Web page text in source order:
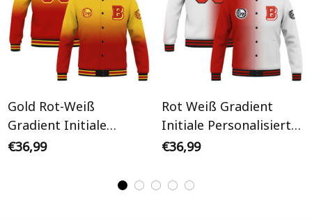
Gold Rot-Weiß
Gradient Initiale
Personalisiertes Varsity
€36,99
Rot Weiß Gradient
Initiale Personalisiertes
Varsity College Jacke
€36,99